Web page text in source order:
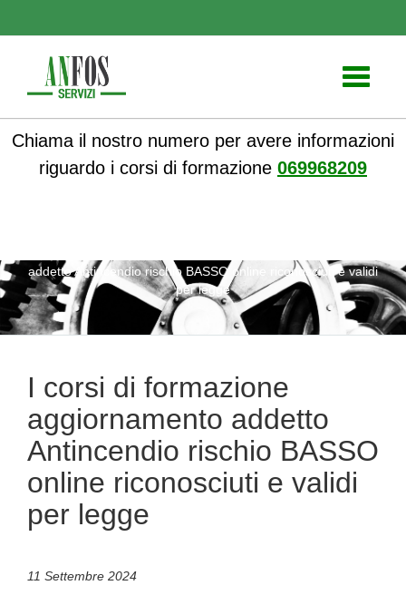
Toggle
Chiama il nostro numero per avere informazioni
riguardo i corsi di formazione 069968209
addetto Antincendio rischio BASSO online riconosciuti e validi
per legge
I corsi di formazione
aggiornamento addetto
Antincendio rischio BASSO
online riconosciuti e validi
per legge
11 Settembre 2024